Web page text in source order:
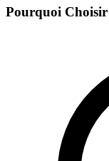
Pourquoi Choisir